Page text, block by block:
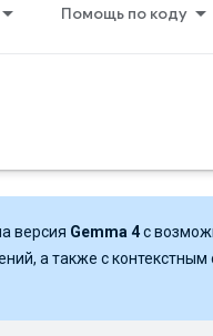
Помощь по коду
версия Gemma 4с
а также с